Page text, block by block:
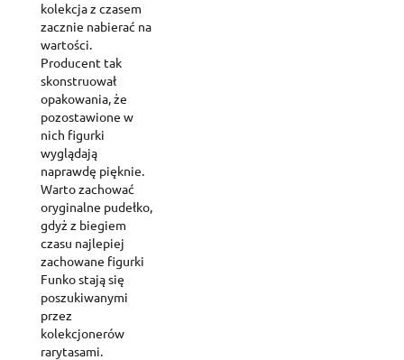
kolekcja z czasem
zacznie nabierać na
wartości.
Producent tak
skonstruował
opakowania, że
pozostawione w
nich figurki
wyglądają
naprawdę pięknie.
Warto zachować
oryginalne pudełko,
gdyż z biegiem
czasu najlepiej
zachowane figurki
Funko stają się
poszukiwanymi
przez
kolekcjonerów
rarytasami.